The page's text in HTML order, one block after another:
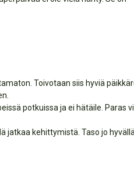
Toivotaan siis hyviä
potkuissa ja ei hätäile. Paras
jatkaa kehittymistä. Taso jo hyvällä